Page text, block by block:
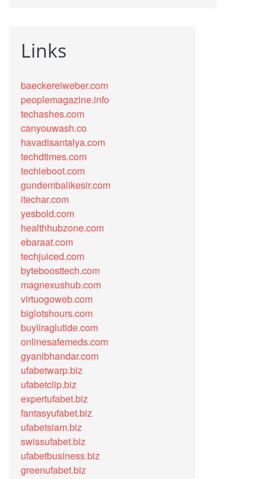
Links
baeckereiweber.com
peoplemagazine.info
techashes.com
canyouwash.co
havadisantalya.com
techdtimes.com
techieboot.com
gundembalikesir.com
itechar.com
yesbold.com
healthhubzone.com
ebaraat.com
techjuiced.com
byteboosttech.com
magnexushub.com
virtuogoweb.com
biglotshours.com
buyliraglutide.com
onlinesafemeds.com
gyanibhandar.com
ufabetwarp.biz
ufabetclip.biz
expertufabet.biz
fantasyufabet.biz
ufabetsiam.biz
swissufabet.biz
ufabetbusiness.biz
greenufabet.biz